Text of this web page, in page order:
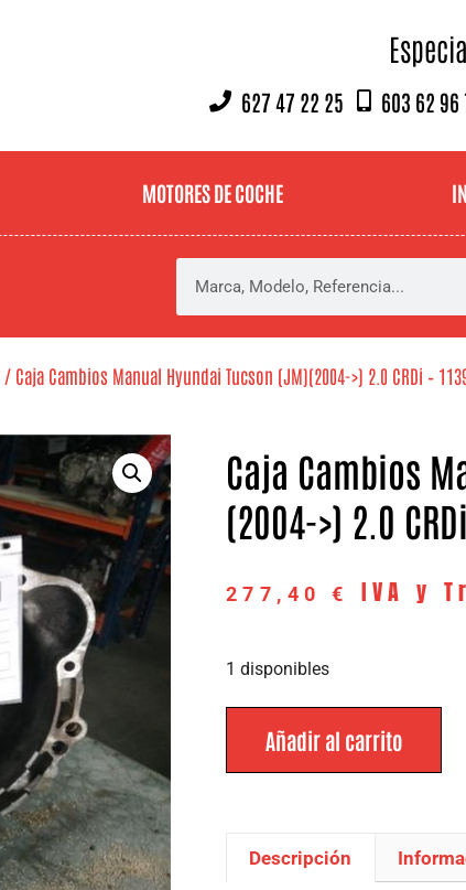
627 47 22 25 603 62 96
MOTORES DE COCHE
/ Caja Cambios Manual Hyundai Tucson (JM)(2004->) 2.0 CRDi –
Caja Cambios
(2004->) 2.0
277,40 € IVA y
1 disponibles
Añadir al carrito
Descripción